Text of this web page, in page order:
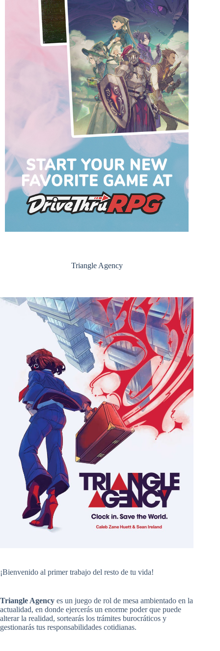
Triangle Agency
¡Bienvenido al primer trabajo del resto de tu vida!
Triangle Agency es un juego de rol de mesa ambientado en la
actualidad, en donde ejercerás un enorme poder que puede
alterar la realidad, sortearás los trámites burocráticos y
gestionarás tus responsabilidades cotidianas.